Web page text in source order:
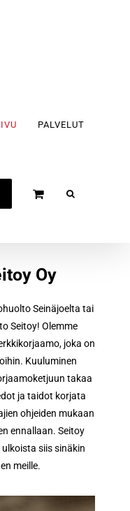
PALVELUT
Oy
Seinäjoelta tai
Seitoy! Olemme
joka on
Kuuluminen
takaa
ja taidot korjata
ohjeiden mukaan
ennallaan. Seitoy
siis sinäkin
meille.